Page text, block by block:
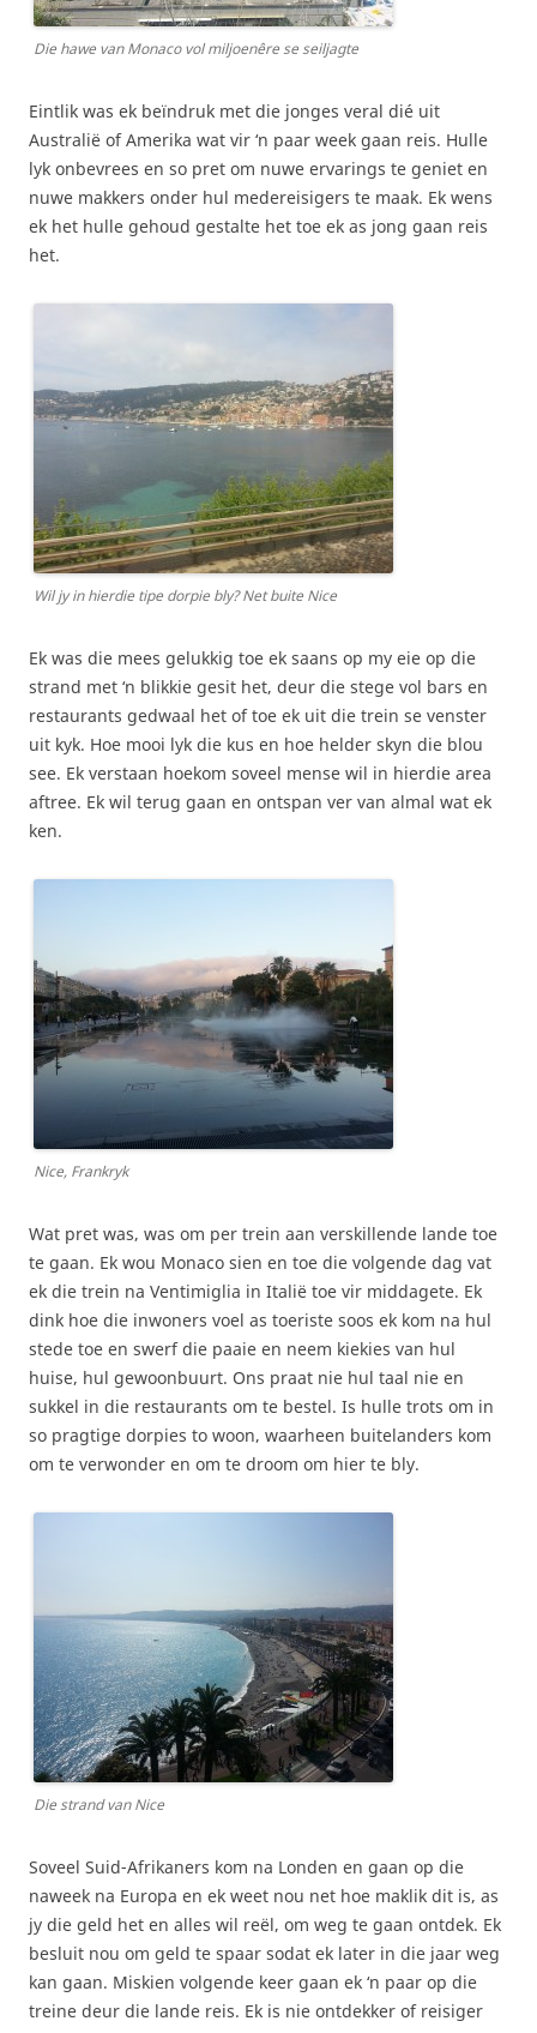
Die hawe van Monaco vol miljoenêre se seiljagte
Eintlik was ek beïndruk met die jonges veral dié uit
Australië of Amerika wat vir ‘n paar week gaan reis. Hulle
lyk onbevrees en so pret om nuwe ervarings te geniet en
nuwe makkers onder hul medereisigers te maak. Ek wens
ek het hulle gehoud gestalte het toe ek as jong gaan reis
het.
Wil jy in hierdie tipe dorpie bly? Net buite Nice
Ek was die mees gelukkig toe ek saans op my eie op die
strand met ‘n blikkie gesit het, deur die stege vol bars en
restaurants gedwaal het of toe ek uit die trein se venster
uit kyk. Hoe mooi lyk die kus en hoe helder skyn die blou
see. Ek verstaan hoekom soveel mense wil in hierdie area
aftree. Ek wil terug gaan en ontspan ver van almal wat ek
ken.
Nice, Frankryk
Wat pret was, was om per trein aan verskillende lande toe
te gaan. Ek wou Monaco sien en toe die volgende dag vat
ek die trein na Ventimiglia in Italië toe vir middagete. Ek
dink hoe die inwoners voel as toeriste soos ek kom na hul
stede toe en swerf die paaie en neem kiekies van hul
huise, hul gewoonbuurt. Ons praat nie hul taal nie en
sukkel in die restaurants om te bestel. Is hulle trots om in
so pragtige dorpies to woon, waarheen buitelanders kom
om te verwonder en om te droom om hier te bly.
Die strand van Nice
Soveel Suid-Afrikaners kom na Londen en gaan op die
naweek na Europa en ek weet nou net hoe maklik dit is, as
jy die geld het en alles wil reël, om weg te gaan ontdek. Ek
besluit nou om geld te spaar sodat ek later in die jaar weg
kan gaan. Miskien volgende keer gaan ek ‘n paar op die
treine deur die lande reis. Ek is nie ontdekker of reisiger